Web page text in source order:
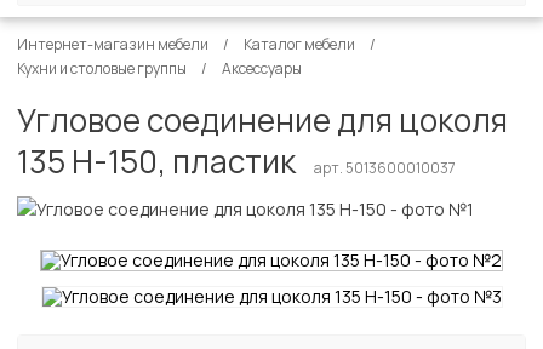
Интернет-магазин мебели
Каталог мебели
Кухни и столовые группы
Аксессуары
Угловое соединение для цоколя
135 H-150, пластик
арт. 5013600010037